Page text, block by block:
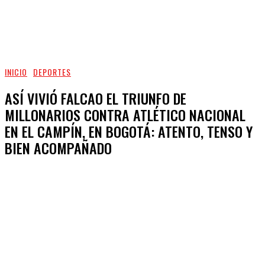
INICIO DEPORTES
ASÍ VIVIÓ FALCAO EL TRIUNFO DE
MILLONARIOS CONTRA ATLÉTICO NACIONAL
EN EL CAMPÍN, EN BOGOTÁ: ATENTO, TENSO Y
BIEN ACOMPAÑADO